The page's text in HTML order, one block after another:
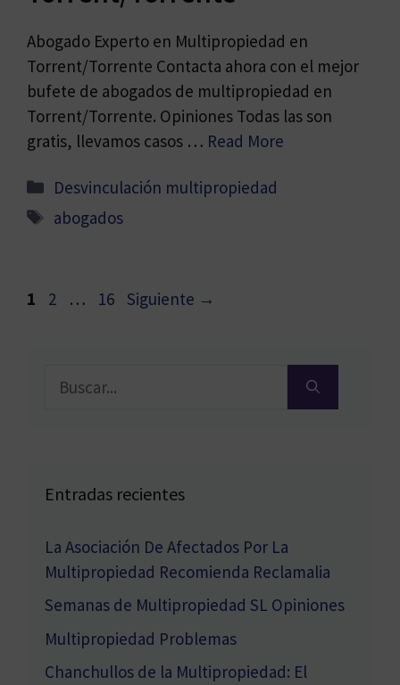
Abogado Experto en Multipropiedad en
Torrent/Torrente Contacta ahora con el mejor
bufete de abogados de multipropiedad en
Torrent/Torrente. Opiniones Todas las son
gratis, llevamos casos … Read More
Categorías
Desvinculación multipropiedad
Etiquetas
abogados
Página
1 Página
2 … Página
16 Siguiente →
Buscar:
Entradas recientes
La Asociación De Afectados Por La
Multipropiedad Recomienda Reclamalia
Semanas de Multipropiedad SL Opiniones
Multipropiedad Problemas
Chanchullos de la Multipropiedad: El